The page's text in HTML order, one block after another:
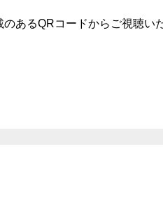
あるQRコードからご視聴い